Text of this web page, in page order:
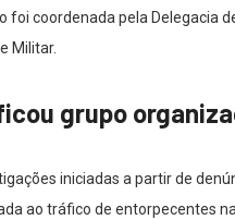
foi coordenada pela Delegacia
Militar.
grupo
iniciadas a partir de
ao tráfico de entorpecentes